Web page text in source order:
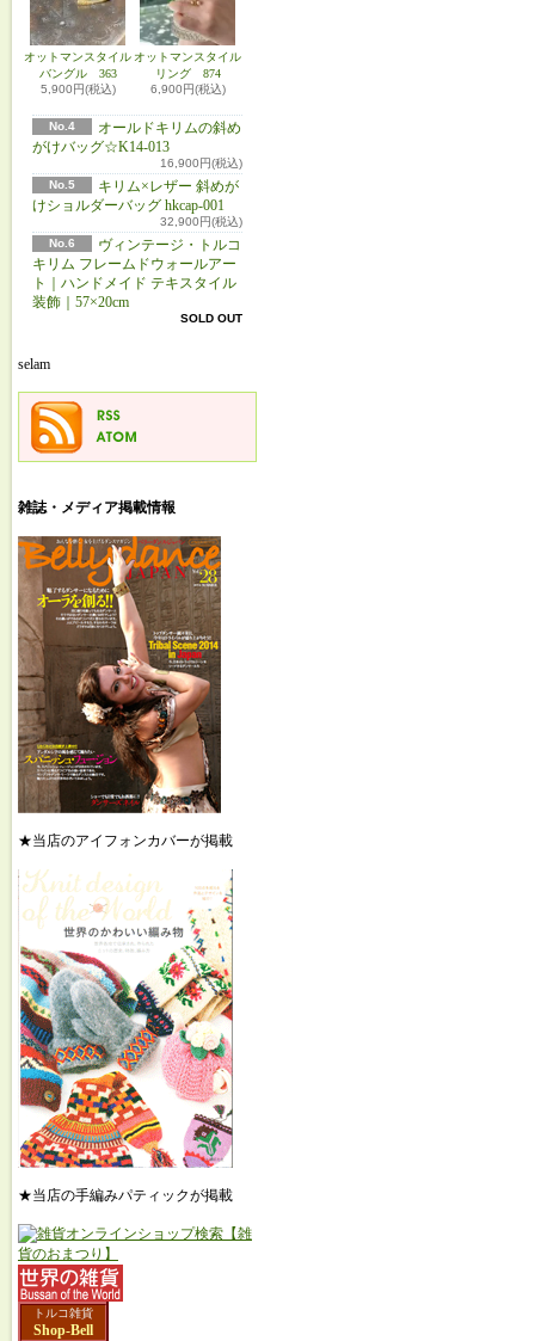
オットマンスタイル
バングル 363
5,900円(税込)
オットマンスタイル
リング 874
6,900円(税込)
No.4
オールドキリムの斜め
がけバッグ☆K14-013
16,900円(税込)
No.5
キリム×レザー 斜めが
けショルダーバッグ hkcap-001
32,900円(税込)
No.6
ヴィンテージ・トルコ
キリム フレームドウォールアー
ト｜ハンドメイド テキスタイル
装飾｜57×20cm
SOLD OUT
selam
雑誌・メディア掲載情報
★当店のアイフォンカバーが掲載
★当店の手編みパティックが掲載
トルコ雑貨
Shop-Bell